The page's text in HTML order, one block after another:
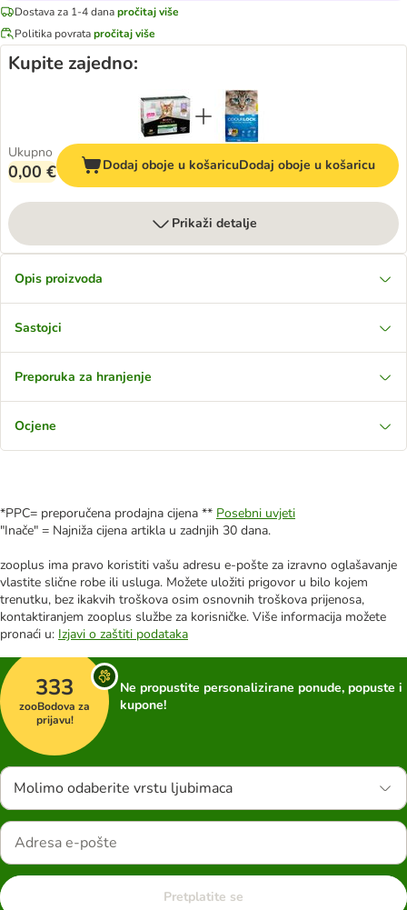
Dostava za 1-4 danapročitaj više
Politika povratapročitaj više
Kupite zajedno:
Ukupno
0,00 € Dodaj oboje u košaricuDodaj oboje u košaricu
Prikaži detalje
Opis proizvoda
Sastojci
Preporuka za hranjenje
Ocjene
*PPC= preporučena prodajna cijena ** Posebni uvjeti
"Inače" = Najniža cijena artikla u zadnjih 30 dana.
zooplus ima pravo koristiti vašu adresu e-pošte za izravno oglašavanje
vlastite slične robe ili usluga. Možete uložiti prigovor u bilo kojem
trenutku, bez ikakvih troškova osim osnovnih troškova prijenosa,
kontaktiranjem zooplus službe za korisničke. Više informacija možete
pronaći u: Izjavi o zaštiti podataka
333
zooBodova za
prijavu!
Ne propustite personalizirane ponude, popuste i
kupone!
Molimo odaberite vrstu ljubimaca
Pretplatite se